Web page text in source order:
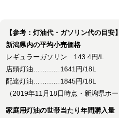
【参考：灯油代・ガソリン代の目安】
新潟県内の平均小売価格
レギュラーガソリン…143.4円/L
店頭灯油…………1641円/18L
配達灯油…………1845円/18L
（2019年11月18日時点・新潟県ホー
家庭用灯油の世帯当たり年間購入量